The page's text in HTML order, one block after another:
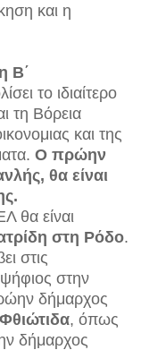
και η
Β΄
το ιδιαίτερο
τη Βόρεια
και της
Ο πρώην
θα είναι
θα είναι
στη Ρόδο.
στις
στην
δήμαρχος
, όπως
δήμαρχος